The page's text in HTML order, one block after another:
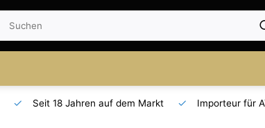
Seit 18 Jahren auf dem Markt Importeur für